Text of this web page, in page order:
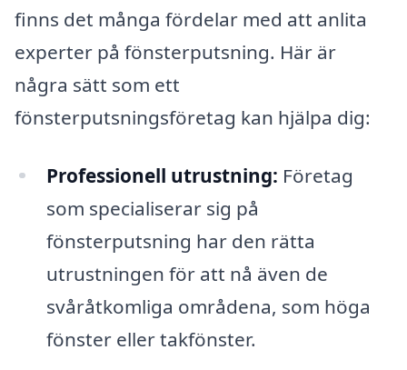
finns det många fördelar med att anlita
experter på fönsterputsning. Här är
några sätt som ett
fönsterputsningsföretag kan hjälpa dig:
Professionell utrustning: Företag
som specialiserar sig på
fönsterputsning har den rätta
utrustningen för att nå även de
svåråtkomliga områdena, som höga
fönster eller takfönster.